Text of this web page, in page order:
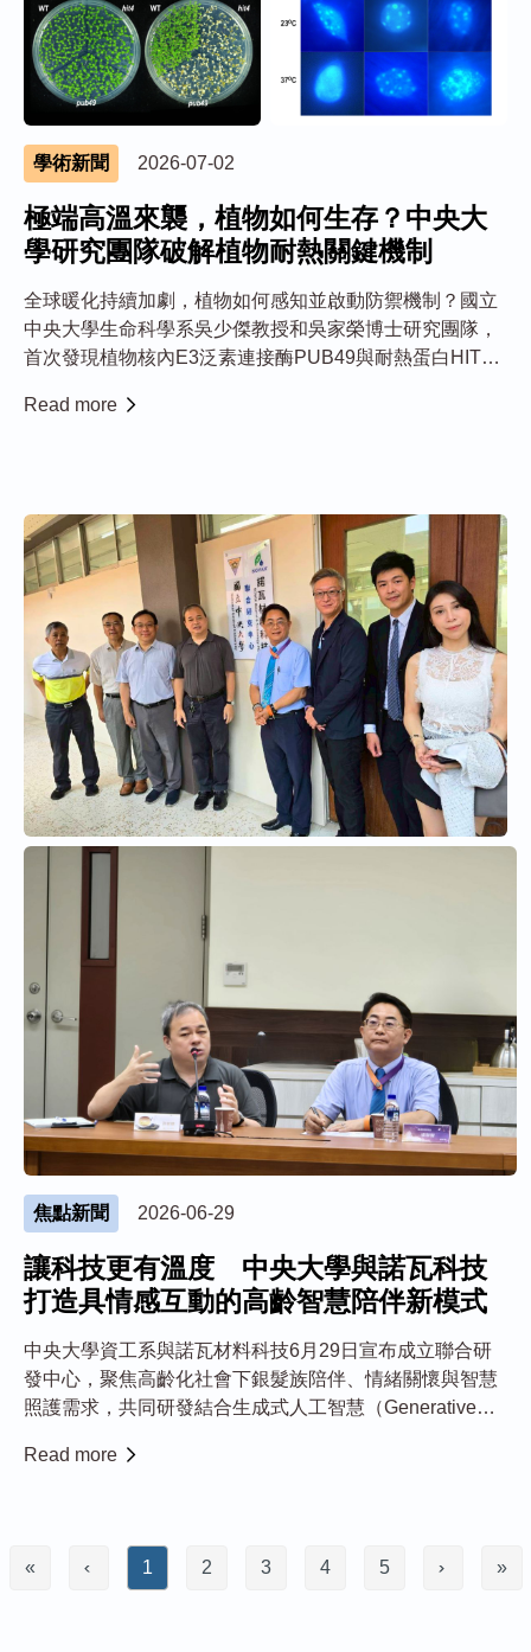
學術新聞 2026-07-02
極端高溫來襲，植物如何生存？中央大
學研究團隊破解植物耐熱關鍵機制
全球暖化持續加劇，植物如何感知並啟動防禦機制？國立
中央大學生命科學系吳少傑教授和吳家榮博士研究團隊，
首次發現植物核內E3泛素連接酶PUB49與耐熱蛋白HIT4
反應背後的重要關鍵機制，研究成果刊登於植物科學國際
Read more
焦點新聞 2026-06-29
讓科技更有溫度 中央大學與諾瓦科技
打造具情感互動的高齡智慧陪伴新模式
中央大學資工系與諾瓦材料科技6月29日宣布成立聯合研
發中心，聚焦高齡化社會下銀髮族陪伴、情緒關懷與智慧
照護需求，共同研發結合生成式人工智慧（Generative
智慧陪伴產品。雙方將整合中央大學的研究能量，以及諾
Read more
« 1 2 3 4 5 »